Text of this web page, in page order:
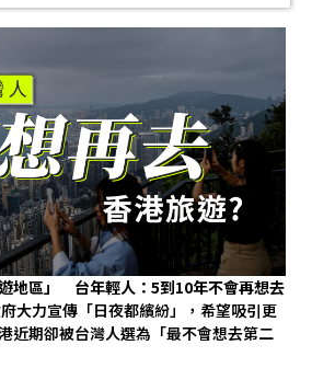
地區」 台年輕人：5到10年不會再想去
大力宣傳「日夜都繽紛」，希望吸引更
近期卻被台灣人選為「最不會想去第二